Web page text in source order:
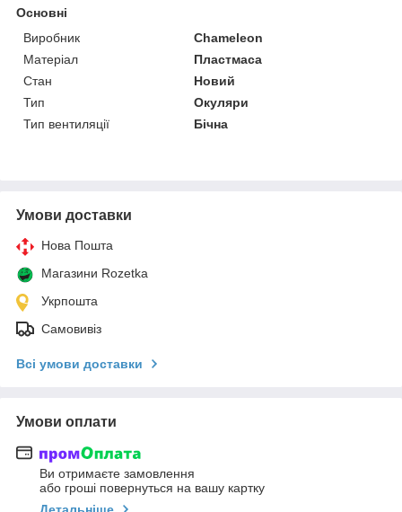
Основні
Виробник
Chameleon
Матеріал
Пластмаса
Стан
Новий
Тип
Окуляри
Тип вентиляції
Бічна
Умови доставки
Нова Пошта
Магазини Rozetka
Укрпошта
Самовивіз
Всі умови доставки
Умови оплати
Ви отримаєте замовлення
або гроші повернуться на вашу картку